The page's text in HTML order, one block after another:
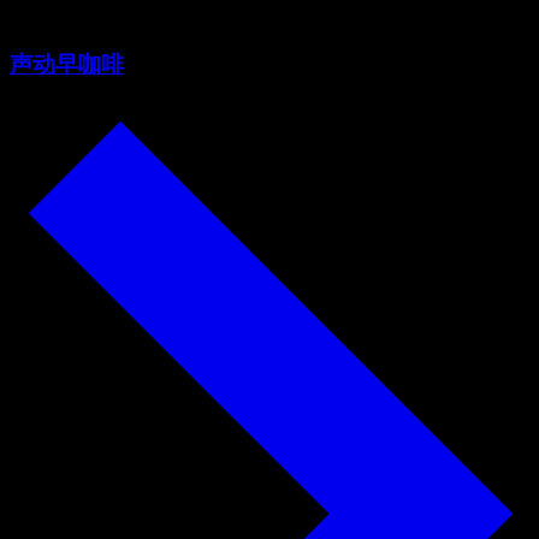
声动早咖啡